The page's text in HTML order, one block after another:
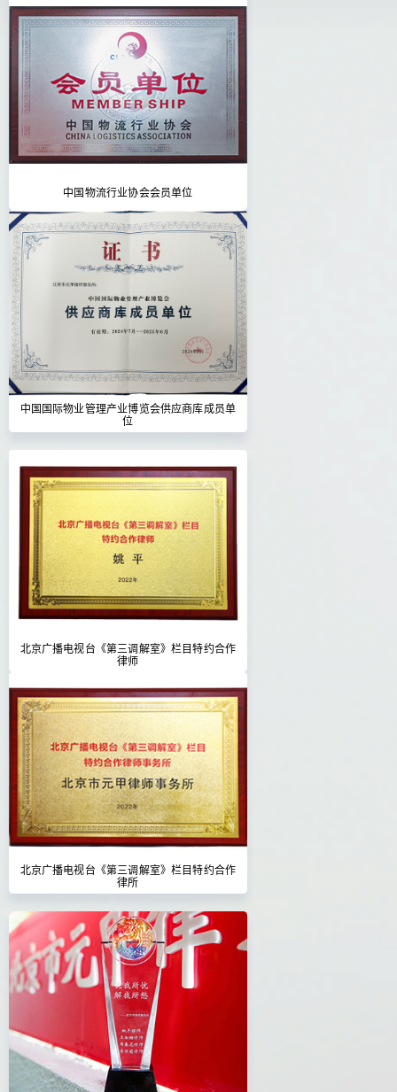
中国物流行业协会会员单位
中国国际物业管理产业博览会供应商库成员单
位
北京广播电视台《第三调解室》栏目特约合作
律师
北京广播电视台《第三调解室》栏目特约合作
律所